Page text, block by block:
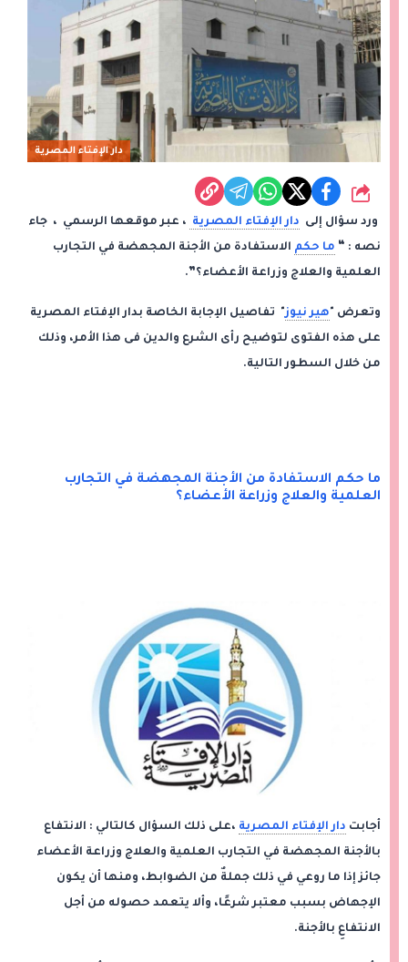
دار الإفتاء المصرية
شارك
ورد سؤال إلى دار الإفتاء المصرية ، عبر موقعها الرسمي ، جاء
نصه : “ ما حكم الاستفادة من الأجنة المجهضة في التجارب
العلمية والعلاج وزراعة الأعضاء؟”.
وتعرض "هير نيوز" تفاصيل الإجابة الخاصة بدار الإفتاء المصرية
على هذه الفتوى لتوضيح رأى الشرع والدين فى هذا الأمر، وذلك
من خلال السطور التالية.
ما حكم الاستفادة من الأجنة المجهضة في التجارب
العلمية والعلاج وزراعة الأعضاء؟
أجابت دار الإفتاء المصرية ،على ذلك السؤال كالتالي : الانتفاع
بالأجنة المجهضة في التجارب العلمية والعلاج وزراعة الأعضاء
جائز إذا ما روعي في ذلك جملةٌ من الضوابط، ومنها أن يكون
الإجهاض بسبب معتبر شرعًا، وألا يتعمد حصوله من أجل
الانتفاعِ بالأجنة.